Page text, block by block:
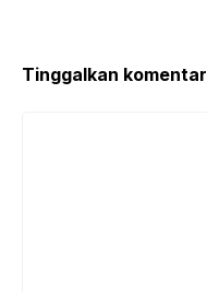
Tinggalkan komentar